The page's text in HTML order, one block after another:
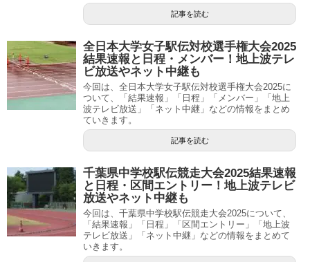
記事を読む
全日本大学女子駅伝対校選手権大会2025
結果速報と日程・メンバー！地上波テレ
ビ放送やネット中継も
今回は、全日本大学女子駅伝対校選手権大会2025に
ついて、「結果速報」「日程」「メンバー」「地上
波テレビ放送」「ネット中継」などの情報をまとめ
ていきます。
記事を読む
千葉県中学校駅伝競走大会2025結果速報
と日程・区間エントリー！地上波テレビ
放送やネット中継も
今回は、千葉県中学校駅伝競走大会2025について、
「結果速報」「日程」「区間エントリー」「地上波
テレビ放送」「ネット中継」などの情報をまとめて
いきます。